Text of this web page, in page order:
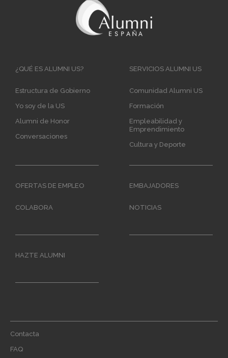
Main
¿QUÉ ES ALUMNI US?
Estructura de Gobierno
Yo soy de la US
Alumni de Honor
Conversaciones
SERVICIOS ALUMNI US
Comunidad Alumni US
Formación
Empleabilidad y
Emprendimiento
Cultura y Deporte
OFERTAS DE EMPLEO EMBAJADORES
COLABORA NOTICIAS
HAZTE ALUMNI
Footer
menu
Contacta
FAQ